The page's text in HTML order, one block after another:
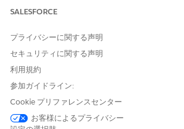
Windows では Ctrl + E キーを使用)
Lead_Attention_1 ステップ定義のクエリ
[..\"30 days ago\"] というテキストが含ま
つけます。
30 を必要な日数に置き換えます。
Detail_Table_1
Detail_Table_1 ステップ定義のクエリオブ
[..\"30 days ago\"] というテキストが含ま
SALESFORCE
プライバシーに関する声明
セキュリティに関する声明
利用規約
参加ガイドライン:
Cookie プリファレンスセンター
お客様によるプライバシー